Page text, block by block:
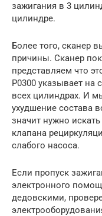
зажигания в 3
цилиндре.
Более того, сканер
причины. Сканер
представляем что
Р0300 указывает на
всех цилиндрах. И
ухудшение состава
значит нужно
клапана
слабого насоса.
Если пропуск
электронного
дедовскими,